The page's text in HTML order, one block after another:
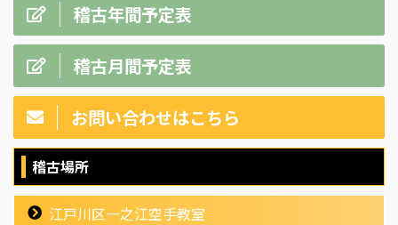
稽古年間予定表
稽古月間予定表
お問い合わせはこちら
稽古場所
江戸川区一之江空手教室